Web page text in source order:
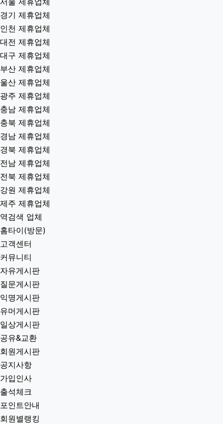
경기 제휴업체
인천 제휴업체
대전 제휴업체
대구 제휴업체
부산 제휴업체
울산 제휴업체
광주 제휴업체
충남 제휴업체
충북 제휴업체
경남 제휴업체
경북 제휴업체
전남 제휴업체
전북 제휴업체
강원 제휴업체
제주 제휴업체
역검색 업체
홈타이(방문)
고객센터
커뮤니티
자유게시판
질문게시판
익명게시판
유머게시판
일상게시판
공유&교환
회원게시판
공지사항
가입인사
출석체크
포인트안내
회원별랭킹